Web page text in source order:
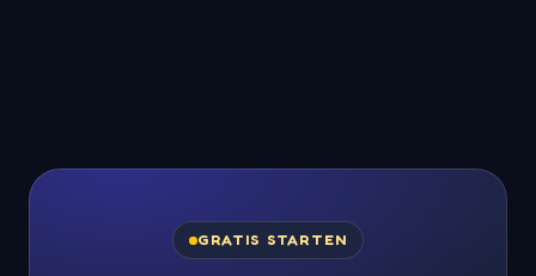
GRATIS STARTEN